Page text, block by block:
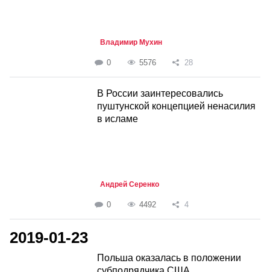
Владимир Мухин
0 5576 28
В России заинтересовались
пуштунской концепцией ненасилия
в исламе
Андрей Серенко
0 4492 4
2019-01-23
Польша оказалась в положении